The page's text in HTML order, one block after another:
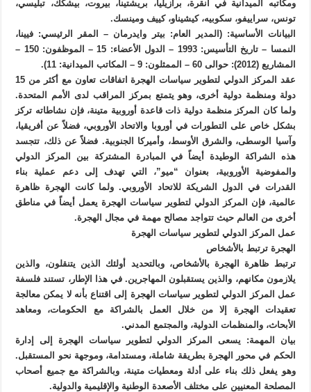
ومكاتبه الميدانية في أنقرة، برازيليا، بريشتينا، بيروت، بيشكك، تبليسي،
تونس، سراييفو، سكوبيه، كيشيناو، كييف ومينسك.
البيانات الأساسية: (المدير العام: بيتر وايدرمان – المقر الرئيسي: فيينا،
النمسا – تاريخ التأسيس: 1993 – الدول الأعضاء: 15 – الموظفون: 150 –
المشاريع (2012): حوالى 60 – الممثلون: 9 – المكاتب الميدانية: 11).
عقد المركز الدولي لتطوير سياسات الهجرة اتفاقات تعاون مع أكثر من 15
دولة ومنظمة دولية أخرى، وهو يتمتع بمركز المراقب لدى الأمم المتحدة.
ولما كان المركز منظمة دولية ذات قاعدة أوروبية متينة، فإن نشاطاته تركز
بشكل خاص على التطورات في أوروبا والاتحاد الأوروبي، فضلاً عن أفريقيا،
وآسيا الوسطى، والشرق الأوسط، وأميركا الجنوبية. فضلاً عن ذلك، تتجسد
هذه الشراكة الوطيدة أيضاً في المبادرة المشتركة بين المركز الدولي
والمفوضية الأوروبية، بعنوان “ميو”، التي تهدف إلى دعم عملية بناء
القدرات في الدول الشريكة للاتحاد الأوروبي. ولما كانت الهجرة ظاهرة
عالمية، فإن المركز الدولي لتطوير سياسات الهجرة يعمل أيضاً في مناطق
أخرى من العالم حيث تتواجد مصالح مهمة في مجال الهجرة.
عمل المركز الدولي لتطوير سياسات الهجرة
الهجرة ترتبط بالأشخاص
ترتبط ظاهرة الهجرة بالأشخاص، وبالتحديد أولئك الذين يتنقلون، والذين
يلازمون مكانهم، والذين يستقبلون المهاجرين. في هذا الإطار، تستند فلسفة
عمل المركز الدولي لتطوير سياسات الهجرة إلى اقتناع بأنه لا يمكن معالجة
تعقيدات الهجرة إلا من خلال العمل بالشراكة مع الحكومات، ومعاهد
الأبحاث، والمنظمات الدولية، والمجتمع المدني.
بيان المهمة: يسعى المركز الدولي لتطوير سياسات الهجرة إلى إدارة
الحكم في محور الهجرة بطريقة شاملة، ومستدامة، وموجهة نحو المستقبل.
وهو يفعل ذلك بناء على أدلة ومعطيات متينة، وبالشراكة مع جميع أصحاب
المصلحة المعنيين على مختلف الأصعدة الوطنية والإقليمية والدولية.